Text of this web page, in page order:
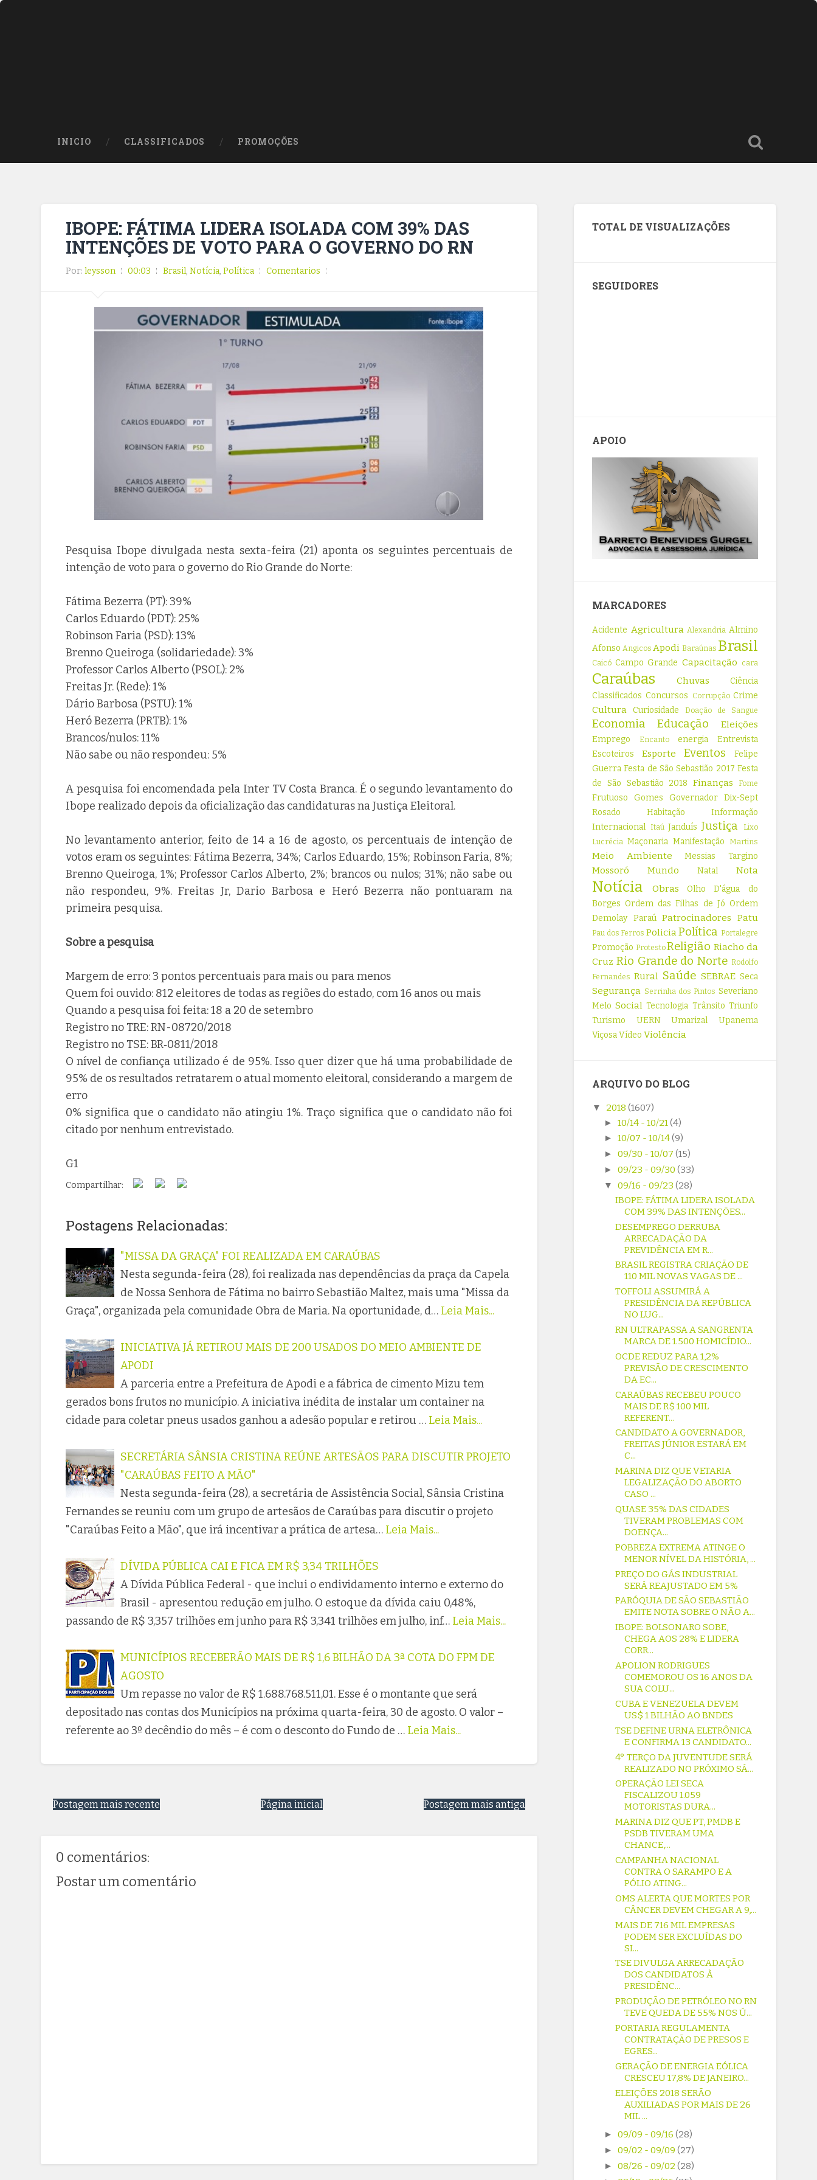
INICIO CLASSIFICADOS PROMOÇÕES
IBOPE: FÁTIMA LIDERA ISOLADA COM 39% DAS
INTENÇÕES DE VOTO PARA O GOVERNO DO RN
Por:leysson 00:03 Brasil,Notícia,Política Comentarios
Pesquisa Ibope divulgada nesta sexta-feira (21) aponta os seguintes percentuais de
intenção de voto para o governo do Rio Grande do Norte:
Fátima Bezerra (PT): 39%
Carlos Eduardo (PDT): 25%
Robinson Faria (PSD): 13%
Brenno Queiroga (solidariedade): 3%
Professor Carlos Alberto (PSOL): 2%
Freitas Jr. (Rede): 1%
Dário Barbosa (PSTU): 1%
Heró Bezerra (PRTB): 1%
Brancos/nulos: 11%
Não sabe ou não respondeu: 5%
A pesquisa foi encomendada pela Inter TV Costa Branca. É o segundo levantamento do
Ibope realizado depois da oficialização das candidaturas na Justiça Eleitoral.
No levantamento anterior, feito de 14 a 16 de agosto, os percentuais de intenção de
votos eram os seguintes: Fátima Bezerra, 34%; Carlos Eduardo, 15%; Robinson Faria, 8%;
Brenno Queiroga, 1%; Professor Carlos Alberto, 2%; brancos ou nulos; 31%; não sabe ou
não respondeu, 9%. Freitas Jr, Dario Barbosa e Heró Bezerra não pontuaram na
primeira pesquisa.
Sobre a pesquisa
Margem de erro: 3 pontos percentuais para mais ou para menos
Quem foi ouvido: 812 eleitores de todas as regiões do estado, com 16 anos ou mais
Quando a pesquisa foi feita: 18 a 20 de setembro
Registro no TRE: RN-08720/2018
Registro no TSE: BR‐0811/2018
O nível de confiança utilizado é de 95%. Isso quer dizer que há uma probabilidade de
95% de os resultados retratarem o atual momento eleitoral, considerando a margem de
erro
0% significa que o candidato não atingiu 1%. Traço significa que o candidato não foi
citado por nenhum entrevistado.
G1
Compartilhar:
Postagens Relacionadas:
"MISSA DA GRAÇA" FOI REALIZADA EM CARAÚBAS
Nesta segunda-feira (28), foi realizada nas dependências da praça da Capela
de Nossa Senhora de Fátima no bairro Sebastião Maltez, mais uma "Missa da
Graça", organizada pela comunidade Obra de Maria. Na oportunidade, d… Leia Mais...
INICIATIVA JÁ RETIROU MAIS DE 200 USADOS DO MEIO AMBIENTE DE
APODI
A parceria entre a Prefeitura de Apodi e a fábrica de cimento Mizu tem
gerados bons frutos no município. A iniciativa inédita de instalar um container na
cidade para coletar pneus usados ganhou a adesão popular e retirou … Leia Mais...
SECRETÁRIA SÂNSIA CRISTINA REÚNE ARTESÃOS PARA DISCUTIR PROJETO
"CARAÚBAS FEITO A MÃO"
Nesta segunda-feira (28), a secretária de Assistência Social, Sânsia Cristina
Fernandes se reuniu com um grupo de artesãos de Caraúbas para discutir o projeto
"Caraúbas Feito a Mão", que irá incentivar a prática de artesa… Leia Mais...
DÍVIDA PÚBLICA CAI E FICA EM R$ 3,34 TRILHÕES
A Dívida Pública Federal - que inclui o endividamento interno e externo do
Brasil - apresentou redução em julho. O estoque da dívida caiu 0,48%,
passando de R$ 3,357 trilhões em junho para R$ 3,341 trilhões em julho, inf… Leia Mais...
MUNICÍPIOS RECEBERÃO MAIS DE R$ 1,6 BILHÃO DA 3ª COTA DO FPM DE
AGOSTO
Um repasse no valor de R$ 1.688.768.511,01. Esse é o montante que será
depositado nas contas dos Municípios na próxima quarta-feira, 30 de agosto. O valor –
referente ao 3º decêndio do mês – é com o desconto do Fundo de … Leia Mais...
Postagem mais recente Postagem mais antiga
Página inicial
0 comentários:
Postar um comentário
TOTAL DE VISUALIZAÇÕES
SEGUIDORES
APOIO
MARCADORES
Acidente Agricultura Alexandria Almino
Afonso Angicos Apodi Baraúnas Brasil
Caicó Campo Grande Capacitação cara
Caraúbas Chuvas
Ciência
Classificados Concursos Corrupção Crime
Cultura Curiosidade Doação de Sangue
Economia Educação Eleições
Emprego Encanto energia
Entrevista
Escoteiros
Esporte Eventos
Felipe
Guerra Festa de São Sebastião 2017 Festa
de São Sebastião 2018 Finanças Fome
Frutuoso Gomes
Governador Dix-Sept
Rosado
Habitação
Informação
Internacional
Itaú Janduís Justiça
Lixo
Lucrécia Maçonaria Manifestação Martins
Meio Ambiente Messias Targino
Mossoró Mundo Natal Nota
Notícia Obras
Olho D'água do
Borges Ordem das Filhas de Jó Ordem
Demolay Paraú Patrocinadores Patu
Pau dos Ferros PoliciaPolítica Portalegre
Promoção ProtestoReligião Riacho da
Cruz Rio Grande do Norte Rodolfo
Fernandes Rural Saúde SEBRAE Seca
Segurança Serrinha dos Pintos Severiano
Melo Social Tecnologia Trânsito Triunfo
Turismo
UERN Umarizal
Upanema
ViçosaVídeo Violência
ARQUIVO DO BLOG
▼ 2018(1607)
► 10/14 - 10/21(4)
► 10/07 - 10/14(9)
► 09/30 - 10/07 (15)
► 09/23 - 09/30 (33)
▼ 09/16 - 09/23 (28)
IBOPE: FÁTIMA LIDERA ISOLADA
COM 39% DAS INTENÇÕES...
DESEMPREGO DERRUBA
ARRECADAÇÃO DA
PREVIDÊNCIA EM R...
BRASIL REGISTRA CRIAÇÃO DE
110 MIL NOVAS VAGAS DE ...
TOFFOLI ASSUMIRÁ A
PRESIDÊNCIA DA REPÚBLICA
NO LUG...
RN ULTRAPASSA A SANGRENTA
MARCA DE 1.500 HOMICÍDIO...
OCDE REDUZ PARA 1,2%
PREVISÃO DE CRESCIMENTO
DA EC...
CARAÚBAS RECEBEU POUCO
MAIS DE R$ 100 MIL
REFERENT...
CANDIDATO A GOVERNADOR,
FREITAS JÚNIOR ESTARÁ EM
C...
MARINA DIZ QUE VETARIA
LEGALIZAÇÃO DO ABORTO
CASO ...
QUASE 35% DAS CIDADES
TIVERAM PROBLEMAS COM
DOENÇA...
POBREZA EXTREMA ATINGE O
MENOR NÍVEL DA HISTÓRIA, ...
PREÇO DO GÁS INDUSTRIAL
SERÁ REAJUSTADO EM 5%
PARÓQUIA DE SÃO SEBASTIÃO
EMITE NOTA SOBRE O NÃO A...
IBOPE: BOLSONARO SOBE,
CHEGA AOS 28% E LIDERA
CORR...
APOLION RODRIGUES
COMEMOROU OS 16 ANOS DA
SUA COLU...
CUBA E VENEZUELA DEVEM
US$ 1 BILHÃO AO BNDES
TSE DEFINE URNA ELETRÔNICA
E CONFIRMA 13 CANDIDATO...
4° TERÇO DA JUVENTUDE SERÁ
REALIZADO NO PRÓXIMO SÁ...
OPERAÇÃO LEI SECA
FISCALIZOU 1.059
MOTORISTAS DURA...
MARINA DIZ QUE PT, PMDB E
PSDB TIVERAM UMA
CHANCE,...
CAMPANHA NACIONAL
CONTRA O SARAMPO E A
PÓLIO ATING...
OMS ALERTA QUE MORTES POR
CÂNCER DEVEM CHEGAR A 9,...
MAIS DE 716 MIL EMPRESAS
PODEM SER EXCLUÍDAS DO
SI...
TSE DIVULGA ARRECADAÇÃO
DOS CANDIDATOS À
PRESIDÊNC...
PRODUÇÃO DE PETRÓLEO NO RN
TEVE QUEDA DE 55% NOS Ú...
PORTARIA REGULAMENTA
CONTRATAÇÃO DE PRESOS E
EGRES...
GERAÇÃO DE ENERGIA EÓLICA
CRESCEU 17,8% DE JANEIRO...
ELEIÇÕES 2018 SERÃO
AUXILIADAS POR MAIS DE 26
MIL ...
► 09/09 - 09/16 (28)
► 09/02 - 09/09 (27)
► 08/26 - 09/02 (28)